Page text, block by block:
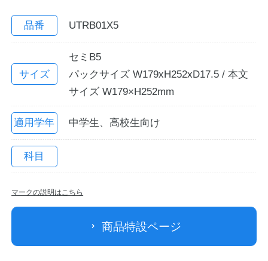
English
法人のお客様へ
品番 UTRB01X5
サイズ
セミB5
パックサイズ W179xH252xD17.5 / 本文
サイズ W179×H252mm
適用学年 中学生、高校生向け
科目
マークの説明はこちら
商品特設ページ